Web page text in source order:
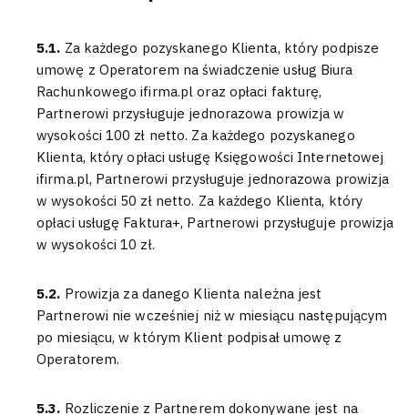
5.1. Za każdego pozyskanego Klienta, który podpisze
umowę z Operatorem na świadczenie usług Biura
Rachunkowego ifirma.pl oraz opłaci fakturę,
Partnerowi przysługuje jednorazowa prowizja w
wysokości 100 zł netto. Za każdego pozyskanego
Klienta, który opłaci usługę Księgowości Internetowej
ifirma.pl, Partnerowi przysługuje jednorazowa prowizja
w wysokości 50 zł netto. Za każdego Klienta, który
opłaci usługę Faktura+, Partnerowi przysługuje prowizja
w wysokości 10 zł.
5.2. Prowizja za danego Klienta należna jest
Partnerowi nie wcześniej niż w miesiącu następującym
po miesiącu, w którym Klient podpisał umowę z
Operatorem.
5.3. Rozliczenie z Partnerem dokonywane jest na